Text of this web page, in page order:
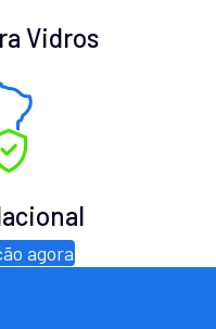
Vidros
agora